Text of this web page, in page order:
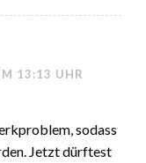
13:13 UHR
sodass
Jetzt dürftest